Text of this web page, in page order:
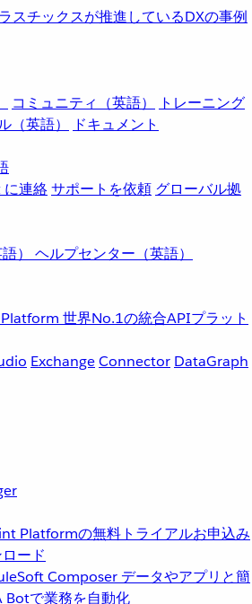
スチックスが推進しているDXの事例
コミュニティ（英語）
トレーニング
（英語）
ドキュメント
連絡サポートを依頼 グローバル拠
） ヘルプセンター（英語）
世界No.1の統合APIプラット
ExchangeConnector DataGraph
Platformの無料トライアルお申込み
ード
Composer データやアプリと簡
Botで業務を自動化